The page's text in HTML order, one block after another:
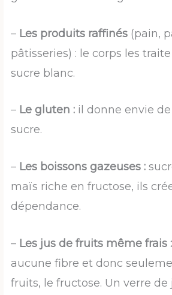
– Les produits raffinés (pain,
pâtisseries) : le corps les
sucre blanc.
– Le gluten : il donne envie
sucre.
– Les boissons gazeuses :
maïs riche en fructose, ils
dépendance.
– Les jus de fruits même frais :
aucune fibre et donc
fruits, le fructose. Un verre de